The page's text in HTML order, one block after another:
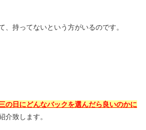
、持ってないという方がいるのです。
の日にどんなバックを選んだら良いのかに
介致します。